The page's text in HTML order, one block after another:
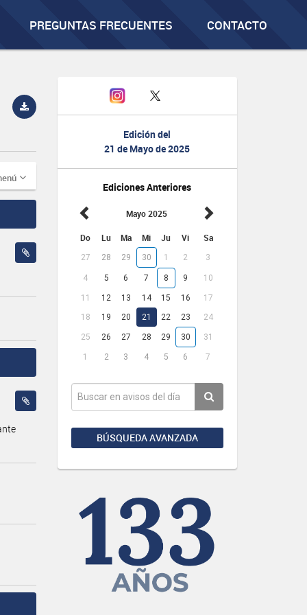
PREGUNTAS FRECUENTES CONTACTO
Edición del
21 de Mayo de 2025
Ediciones Anteriores
Mayo 2025
Do Lu Ma Mi Ju Vi Sa
27 28 29 30 1 2 3
4 5 6 7 8 9 10
11 12 13 14 15 16
17
18
19 20 21 22 23 24
25 26 27 28 29 30 31
1 2 3 4 5 6 7
BÚSQUEDA AVANZADA